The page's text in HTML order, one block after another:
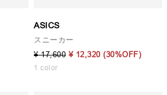
ASICS
スニーカー
¥ 17,600 ¥ 12,320 (30%OFF)
1 color